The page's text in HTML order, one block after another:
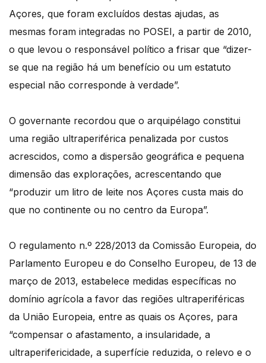
Açores, que foram excluídos destas ajudas, as
mesmas foram integradas no POSEI, a partir de 2010,
o que levou o responsável político a frisar que “dizer-
se que na região há um benefício ou um estatuto
especial não corresponde à verdade”.
O governante recordou que o arquipélago constitui
uma região ultraperiférica penalizada por custos
acrescidos, como a dispersão geográfica e pequena
dimensão das explorações, acrescentando que
“produzir um litro de leite nos Açores custa mais do
que no continente ou no centro da Europa”.
O regulamento n.º 228/2013 da Comissão Europeia, do
Parlamento Europeu e do Conselho Europeu, de 13 de
março de 2013, estabelece medidas específicas no
domínio agrícola a favor das regiões ultraperiféricas
da União Europeia, entre as quais os Açores, para
“compensar o afastamento, a insularidade, a
ultraperifericidade, a superfície reduzida, o relevo e o